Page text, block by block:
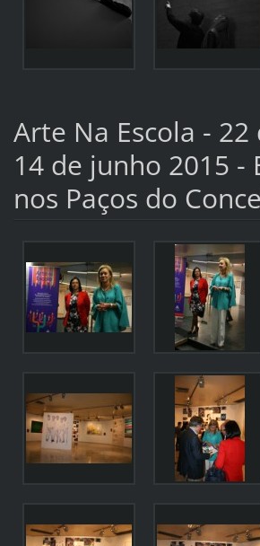
Arte Na Escola -
14 de junho 2015 -
nos Paços do